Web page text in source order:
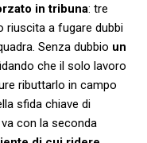
in tribuna: tre
riuscita a fugare dubbi
Senza dubbio un
che il solo lavoro
ributtarlo in campo
sfida chiave di
con la seconda